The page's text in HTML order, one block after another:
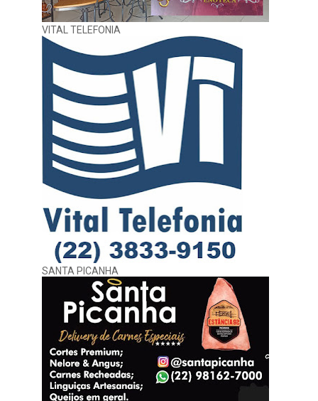
VITAL TELEFONIA
SANTA PICANHA